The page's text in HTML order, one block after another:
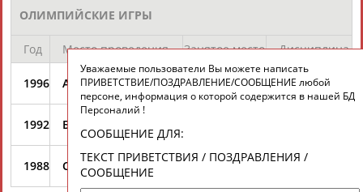
ОЛИМПИЙСКИЕ ИГРЫ
Год Место проведения Занятое место Дисциплина
1996 Атланта, США 3
1992 Барселона, Испания
1988 Сеул, Корея
Уважаемые пользователи Вы можете написать
ПРИВЕТСТВИЕ/ПОЗДРАВЛЕНИЕ/СООБЩЕНИЕ любой
персоне, информация о которой содержится в нашей БД
Персоналий !
СООБЩЕНИЕ ДЛЯ:
ТЕКСТ ПРИВЕТСТВИЯ / ПОЗДРАВЛЕНИЯ /
СООБЩЕНИЕ